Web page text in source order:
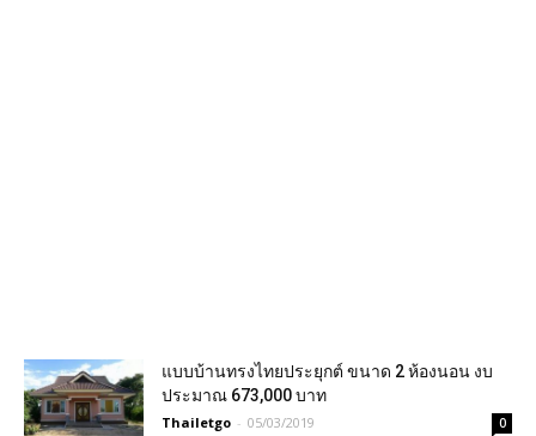
แบบบ้านทรงไทยประยุกต์ ขนาด 2 ห้องนอน งบ
ประมาณ 673,000 บาท
Thailetgo - 05/03/2019 0